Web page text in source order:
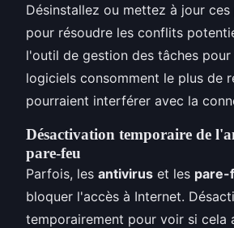
Désinstallez ou mettez à jour
pour résoudre les conflits
l'outil de gestion des tâches
logiciels consomment le plus de
pourraient interférer avec la
Désactivation temporaire de
pare-feu
Parfois, les antivirus et les pare-
bloquer l'accès à Internet.
temporairement pour voir si cela